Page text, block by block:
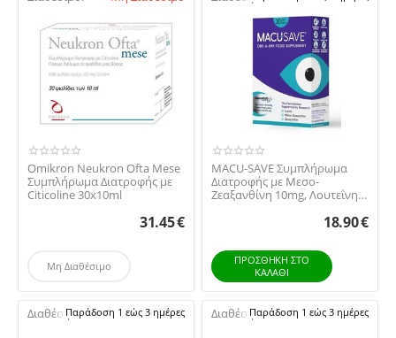
Omikron Neukron Ofta Mese
Συμπλήρωμα Διατροφής με
Citicoline 30x10ml​
31.45€
Μη Διαθέσιμο
MACU-SAVE Συμπλήρωμα
Διατροφής με Μεσο-
Ζεαξανθίνη 10mg, Λουτεΐνη
18.90€
ΠΡΟΣΘΉΚΗ ΣΤΟ
ΚΑΛΆΘΙ
Διαθέσιμο:Παράδοση 1 εώς 3 ημέρες Διαθέσιμο:Παράδοση 1 εώς 3 ημέρες